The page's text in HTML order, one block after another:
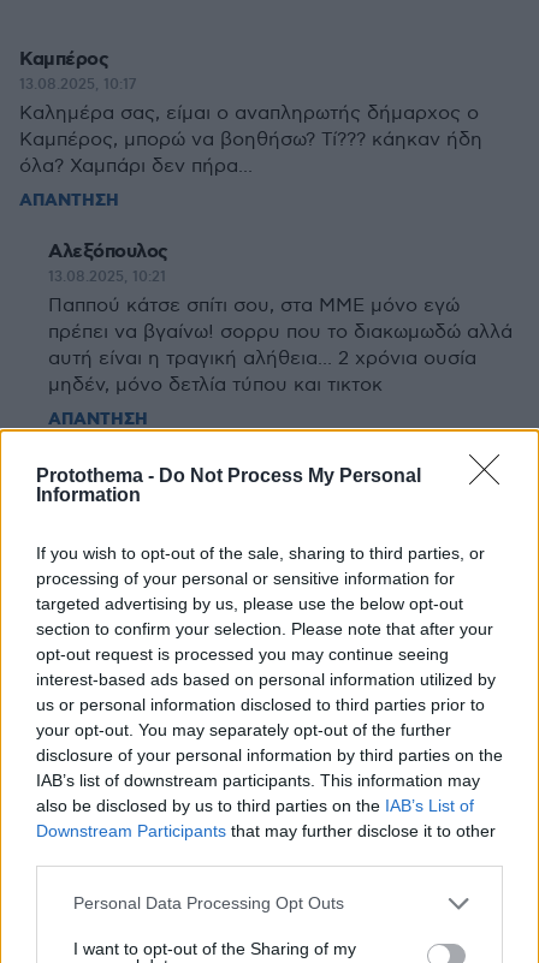
Protothema - Do Not Process My Personal
Information
If you wish to opt-out of the sale, sharing to third parties, or
processing of your personal or sensitive information for
targeted advertising by us, please use the below opt-out
section to confirm your selection. Please note that after your
opt-out request is processed you may continue seeing
interest-based ads based on personal information utilized by
us or personal information disclosed to third parties prior to
your opt-out. You may separately opt-out of the further
disclosure of your personal information by third parties on the
IAB’s list of downstream participants. This information may
also be disclosed by us to third parties on the IAB’s List of
Downstream Participants that may further disclose it to other
Please note that this website/app uses one or more Google
not limited to your visit or usage behaviour. You may click to
Personal Data Processing Opt Outs
I want to opt-out of the Sharing of my
Καμπέρος
13.08.2025, 10:17
Καλημέρα σας, είμαι ο αναπληρωτής δήμαρχος ο
Καμπέρος, μπορώ να βοηθήσω? Τί??? κάηκαν ήδη
όλα? Χαμπάρι δεν πήρα...
ΑΠΑΝΤΗΣΗ
Αλεξόπουλος
13.08.2025, 10:21
Παππού κάτσε σπίτι σου, στα ΜΜΕ μόνο εγώ
πρέπει να βγαίνω! σορρυ που το διακωμωδώ αλλά
αυτή είναι η τραγική αλήθεια... 2 χρόνια ουσία
μηδέν, μόνο δετλία τύπου και τικτοκ
ΑΠΑΝΤΗΣΗ
@
Δεν θα μεινει τιποτα ορθιο και αντε να δουμε τι θα
κανουμε
ΑΠΑΝΤΗΣΗ
Ελεος
13.08.2025, 01:17
Πος γινεραι να μην πηγαινει καλα τιποτα σαθτο το
δημο ουτε 1 μποκαλι νερο δεν εχομε
13.08.2025, 00:49